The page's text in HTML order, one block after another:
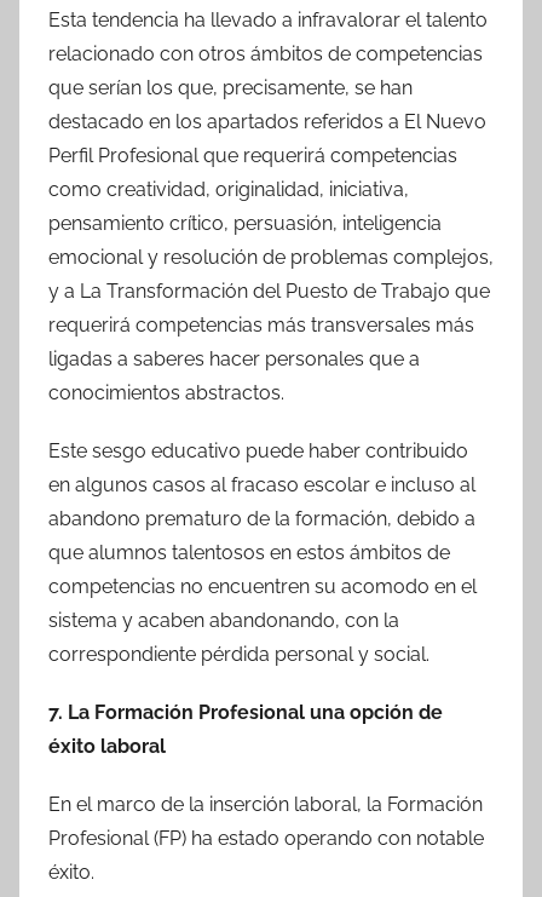
Esta tendencia ha llevado a infravalorar el talento
relacionado con otros ámbitos de competencias
que serían los que, precisamente, se han
destacado en los apartados referidos a El Nuevo
Perfil Profesional que requerirá competencias
como creatividad, originalidad, iniciativa,
pensamiento crítico, persuasión, inteligencia
emocional y resolución de problemas complejos,
y a La Transformación del Puesto de Trabajo que
requerirá competencias más transversales más
ligadas a saberes hacer personales que a
conocimientos abstractos.
Este sesgo educativo puede haber contribuido
en algunos casos al fracaso escolar e incluso al
abandono prematuro de la formación, debido a
que alumnos talentosos en estos ámbitos de
competencias no encuentren su acomodo en el
sistema y acaben abandonando, con la
correspondiente pérdida personal y social.
7. La Formación Profesional una opción de
éxito laboral
En el marco de la inserción laboral, la Formación
Profesional (FP) ha estado operando con notable
éxito.